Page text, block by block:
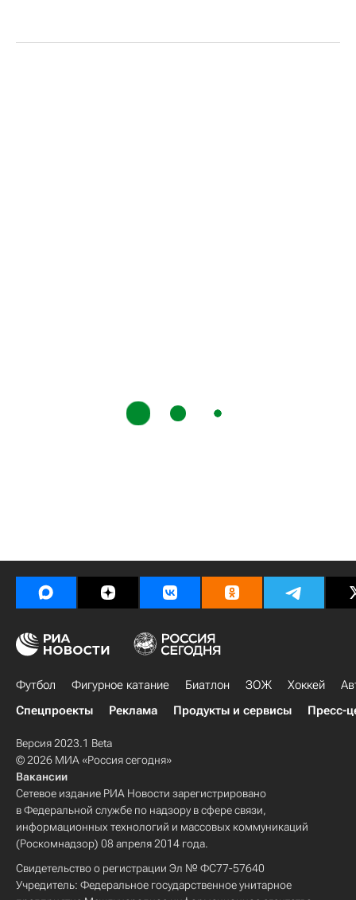
Футбол Фигурное катание Биатлон ЗОЖ Хоккей
Спецпроекты
Реклама Продукты и сервисы Пресс-
Версия 2023.1 Beta
© 2026 МИА «Россия сегодня»
Вакансии
Сетевое издание РИА Новости зарегистрировано
в Федеральной службе по надзору в сфере связи,
информационных технологий и массовых коммуникаций
(Роскомнадзор) 08 апреля 2014 года.
Свидетельство о регистрации Эл № ФС77-57640
Учредитель: Федеральное государственное унитарное